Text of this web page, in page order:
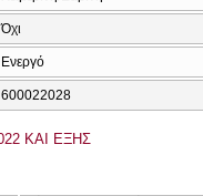
Όχι
Ενεργό
600022028
ΚΑΙ ΕΞΗΣ